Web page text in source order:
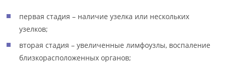
первая стадия – наличие узелка или нескольких
узелков;
вторая стадия – увеличенные лимфоузлы, воспаление
близкорасположенных органов;